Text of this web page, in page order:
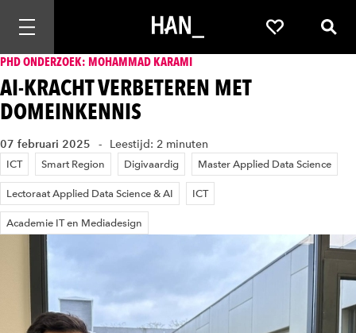
Mobiele navigatie openen Favorieten
PHD ONDERZOEK: MOHAMMAD KARAMI
AI-KRACHT VERBETEREN MET
DOMEINKENNIS
07 februari 2025 Leestijd: 2 minuten
ICT Smart Region Digivaardig Master Applied Data Science
Lectoraat Applied Data Science & AI ICT
Academie IT en Mediadesign